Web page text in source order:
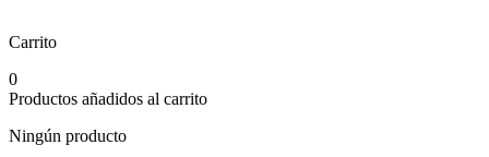
Carrito
0
Productos añadidos al carrito
Ningún producto